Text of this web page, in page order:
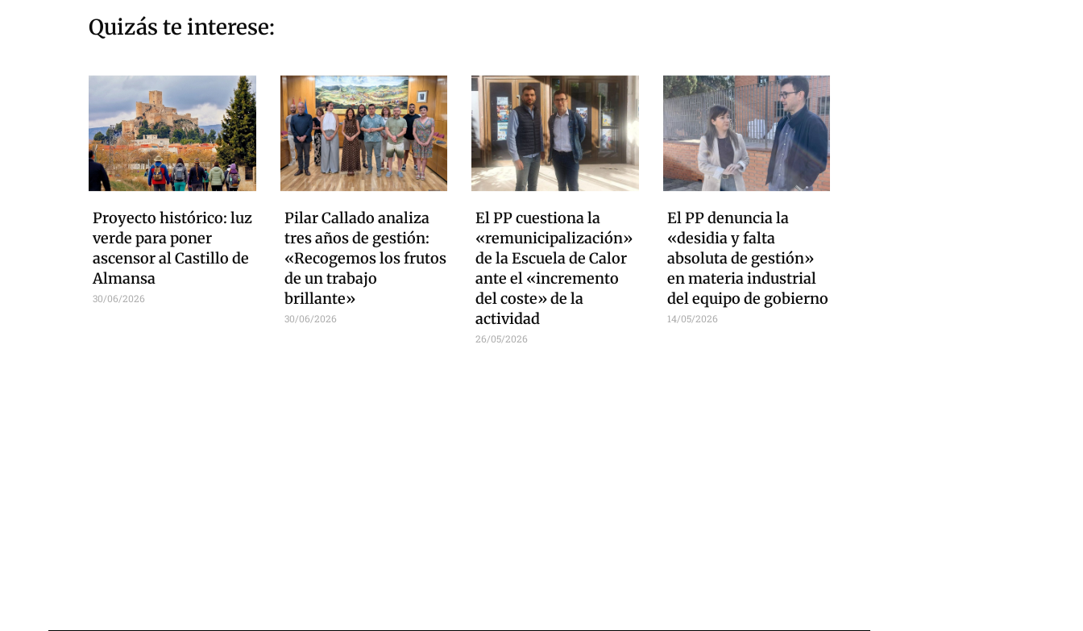
Quizás te interese:
Proyecto histórico: luz
verde para poner
ascensor al Castillo de
Almansa
30/06/2026
Pilar Callado analiza
tres años de gestión:
«Recogemos los frutos
de un trabajo
brillante»
30/06/2026
El PP cuestiona la
«remunicipalización»
de la Escuela de Calor
ante el «incremento
del coste» de la
actividad
26/05/2026
El PP denuncia la
«desidia y falta
absoluta de gestión»
en materia industrial
del equipo de gobierno
14/05/2026